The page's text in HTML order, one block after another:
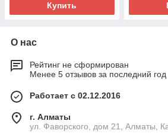
Купить
О нас
Рейтинг не сформирован
Менее 5 отзывов за последний год
Работает с 02.12.2016
г. Алматы
ул. Фаворского, дом 21, Алматы,